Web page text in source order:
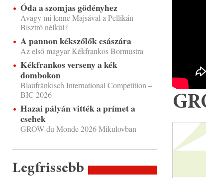
Óda a szomjas gödényhez
Avagy mi lenne Majsával a Pellikán
Bisztró nélkül?
A pannon kékszőlők császára
Az első magyar Kékfrankos Bormustra
Kékfrankos verseny a kék
dombokon
Blaufränkisch International Competition –
BIC 2026
Hazai pályán vitték a prímet a
csehek
GROW du Monde 2026 Mikulovban
Legfrissebb